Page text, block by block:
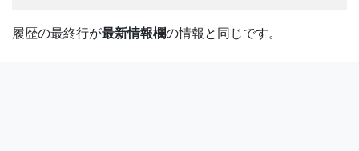
履歴の最終行が最新情報欄の情報と同じです。